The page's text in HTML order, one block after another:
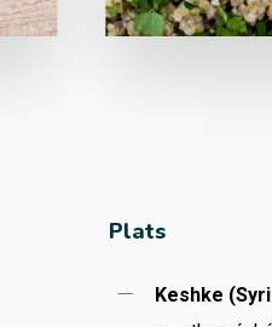
Plats
Keshke